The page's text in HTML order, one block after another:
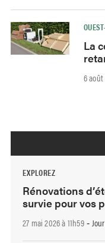
La
6 août
EXPLOREZ
Rénovations
survie pour vos
27 mai 2026 à 11h59-